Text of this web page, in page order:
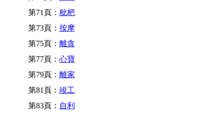
第71頁： 枇杷
第73頁： 按摩
第75頁： 離貪
第77頁： 心寶
第79頁： 離家
第81頁： 竣工
第83頁： 自利